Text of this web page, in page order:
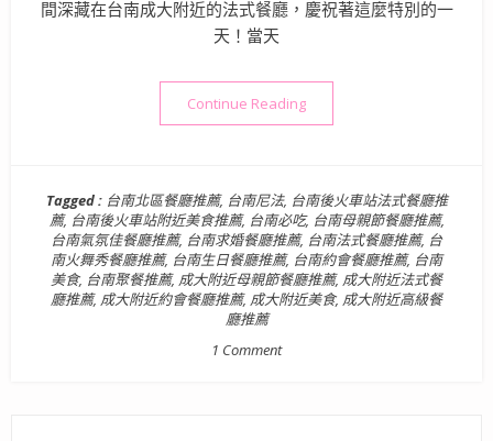
間深藏在台南成大附近的法式餐廳，慶祝著這麼特別的一
天！當天
Continue Reading“【台南北區美食】氣氛好環
Tagged : 台南北區餐廳推薦, 台南尼法, 台南後火車站法式餐廳推
薦, 台南後火車站附近美食推薦, 台南必吃, 台南母親節餐廳推薦,
台南氣氛佳餐廳推薦, 台南求婚餐廳推薦, 台南法式餐廳推薦, 台
南火舞秀餐廳推薦, 台南生日餐廳推薦, 台南約會餐廳推薦, 台南
美食, 台南聚餐推薦, 成大附近母親節餐廳推薦, 成大附近法式餐
廳推薦, 成大附近約會餐廳推薦, 成大附近美食, 成大附近高級餐
廳推薦
1 Comment